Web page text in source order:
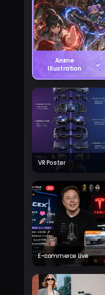
Anime
Illustration
VR Poster
E-commerce Live